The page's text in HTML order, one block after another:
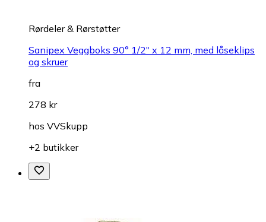
Rørdeler & Rørstøtter
Sanipex Veggboks 90° 1/2" x 12 mm, med låseklips
og skruer
fra
278 kr
hos VVSkupp
+2 butikker